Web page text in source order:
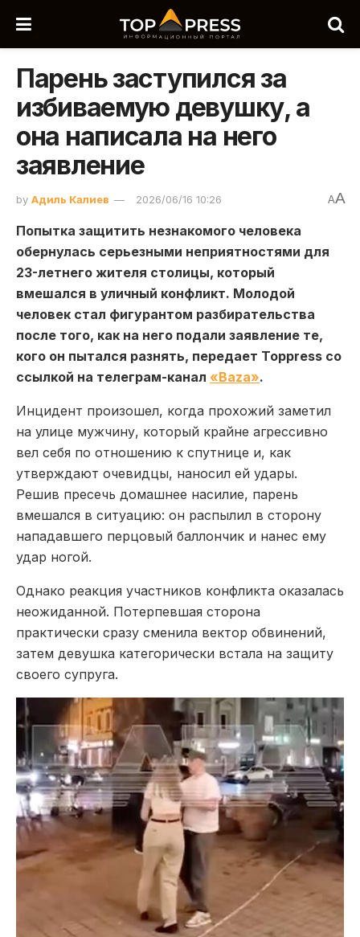
Парень заступился за
избиваемую девушку, а
она написала на него
заявление
by Адиль Калиев 2026/06/16 10:26 AA
Попытка защитить незнакомого человека
обернулась серьезными неприятностями для
23-летнего жителя столицы, который
вмешался в уличный конфликт. Молодой
человек стал фигурантом разбирательства
после того, как на него подали заявление те,
кого он пытался разнять, передает Toppress со
ссылкой на телеграм-канал «Baza».
Инцидент произошел, когда прохожий заметил
на улице мужчину, который крайне агрессивно
вел себя по отношению к спутнице и, как
утверждают очевидцы, наносил ей удары.
Решив пресечь домашнее насилие, парень
вмешался в ситуацию: он распылил в сторону
нападавшего перцовый баллончик и нанес ему
удар ногой.
Однако реакция участников конфликта оказалась
неожиданной. Потерпевшая сторона
практически сразу сменила вектор обвинений,
затем девушка категорически встала на защиту
своего супруга.